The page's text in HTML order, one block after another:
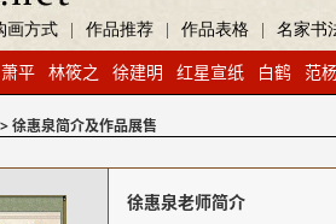
画方式 作品推荐 作品表格 名家书
萧平 林筱之 徐建明 红星宣纸 白鹤 范
> 徐惠泉简介及作品展售
徐惠泉老师简介